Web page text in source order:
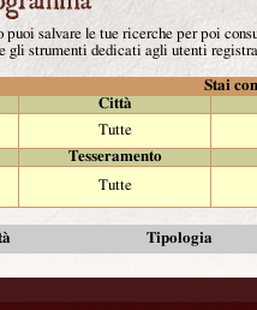
salvare le tue ricerche per poi
gli strumenti dedicati agli utenti
Stai
Città
Tutte
Tesseramento
Tutte
Tipologia